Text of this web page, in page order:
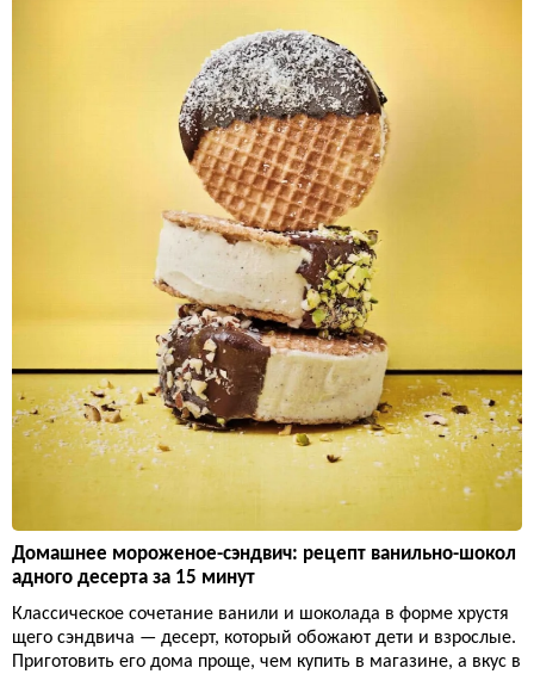
Домашнее мороженое-сэндвич: рецепт ванильно-шокол
адного десерта за 15 минут
Классическое сочетание ванили и шоколада в форме хрустя
щего сэндвича — десерт, который обожают дети и взрослые.
Приготовить его дома проще, чем купить в магазине, а вкус в